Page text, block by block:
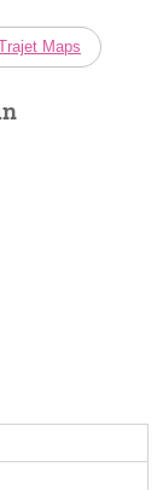
Maps